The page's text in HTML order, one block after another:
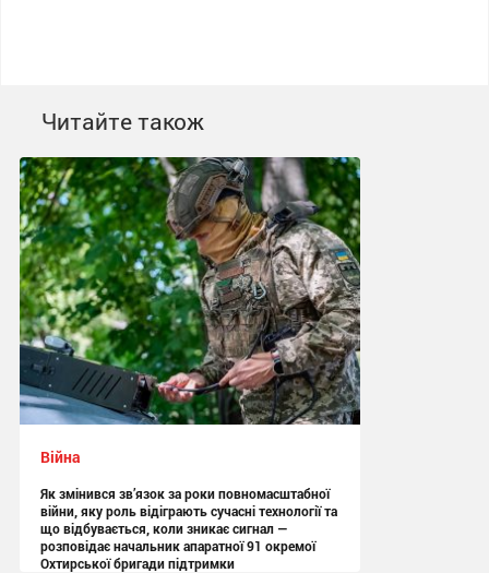
Читайте також
Війна
Як змінився зв’язок за роки повномасштабної
війни, яку роль відіграють сучасні технології та
що відбувається, коли зникає сигнал —
розповідає начальник апаратної 91 окремої
Охтирської бригади підтримки